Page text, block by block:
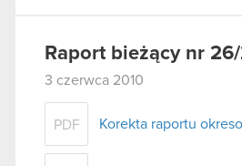
Raport bieżący nr
3 czerwca 2010
PDF Korekta raportu